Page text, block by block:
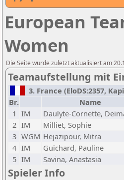
European
Women
Die Seite wurde zuletzt aktualisiert am
Teamaufstellung mit
3. France (EloDS:2357,
Br.
Name
1 IM Daulyte-Cornette,
2 IM Milliet, Sophie
3 WGM Hejazipour, Mitra
4 IM Guichard, Pauline
5 IM Savina, Anastasia
Spieler Info